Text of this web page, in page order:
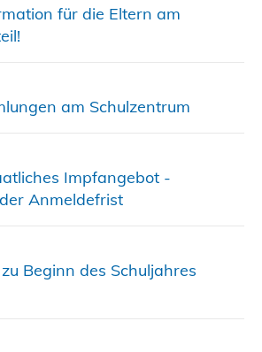
für die Eltern am
am Schulzentrum
Impfangebot -
Anmeldefrist
Beginn des Schuljahres